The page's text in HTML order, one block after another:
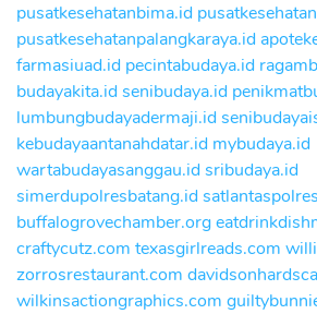
pusatkesehatanbima.id
pusatkesehatanpalangkaraya.id
farmasiuad.id pecintabudaya.id
budayakita.idsenibudaya.id
lumbungbudayadermaji.id
kebudayaantanahdatar.id mybudaya.id
wartabudayasanggau.idsribudaya.id
simerdupolresbatang.id
buffalogrovechamber.org
craftycutz.com texasgirlreads.com
zorrosrestaurant.com
wilkinsactiongraphics.com